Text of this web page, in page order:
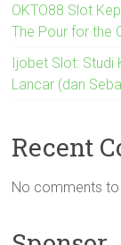
OKTO88 Slot
The Pour for the
Ijobet Slot: Studi
Lancar (dan
Recent
No comments to